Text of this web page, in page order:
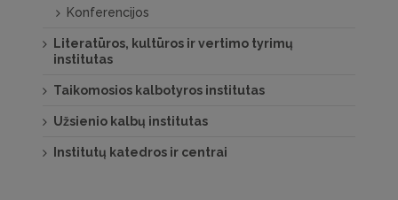
Konferencijos
Literatūros, kultūros ir vertimo tyrimų
institutas
Taikomosios kalbotyros institutas
Užsienio kalbų institutas
Institutų katedros ir centrai